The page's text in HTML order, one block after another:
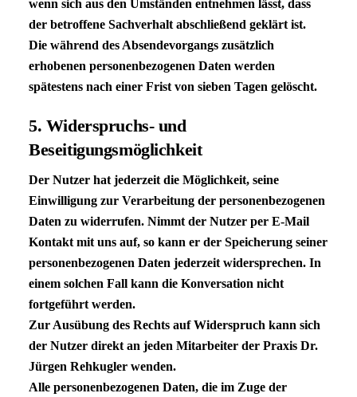
wenn sich aus den Umständen entnehmen lässt, dass
der betroffene Sachverhalt abschließend geklärt ist.
Die während des Absendevorgangs zusätzlich
erhobenen personenbezogenen Daten werden
spätestens nach einer Frist von sieben Tagen gelöscht.
5. Widerspruchs- und
Beseitigungsmöglichkeit
Der Nutzer hat jederzeit die Möglichkeit, seine
Einwilligung zur Verarbeitung der personenbezogenen
Daten zu widerrufen. Nimmt der Nutzer per E-Mail
Kontakt mit uns auf, so kann er der Speicherung seiner
personenbezogenen Daten jederzeit widersprechen. In
einem solchen Fall kann die Konversation nicht
fortgeführt werden.
Zur Ausübung des Rechts auf Widerspruch kann sich
der Nutzer direkt an jeden Mitarbeiter der Praxis Dr.
Jürgen Rehkugler wenden.
Alle personenbezogenen Daten, die im Zuge der